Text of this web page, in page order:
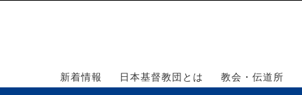
新着情報 日本基督教団とは 教会・伝道所